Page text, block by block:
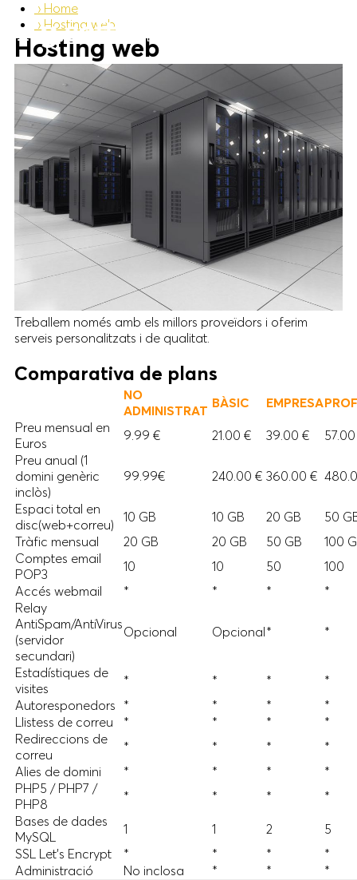
› Home
› Hosting web
Hosting web
Treballem només amb els millors proveïdors i oferim
serveis personalitzats i de qualitat.
Comparativa de plans
NO
ADMINISTRAT BÀSIC EMPRESA
Preu mensual en
Euros
9.99 € 21.00 € 39.00 €
Preu anual (1
domini genèric
inclòs)
99.99€ 240.00 € 360.00 €
Espaci total en
disc(web+correu)
10 GB 10 GB 20 GB
50
Tràfic mensual
20 GB 20 GB 50 GB
100
Comptes email
POP3
10 10 50
100
Accés webmail
* * *
*
Relay
AntiSpam/AntiVirus
(servidor
secundari)
Opcional Opcional* *
Estadístiques de
visites
* * *
*
Autoresponedors * * *
*
Llistess de correu
* * *
*
Redireccions de
correu
* * *
*
Alies de domini
* * *
*
PHP5 / PHP7 /
PHP8
* * *
*
Bases de dades
MySQL
1 1 2
5
SSL Let's Encrypt
* * *
*
Administració
No inclosa * * *